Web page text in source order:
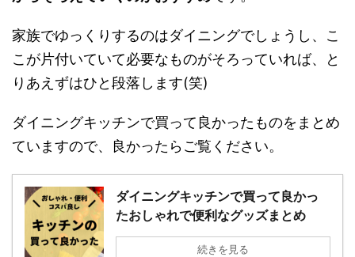
準備するものとして、まず ダイニングキッチン用
品からそろえていくのがおすすめ
家族でゆっくりするのはダイニングでしょうし、
ここが片付いていて必要なものがそろっていれ
ダイニングキッチンで買って良かったものをまと
めていますので、良かったらご覧ください。